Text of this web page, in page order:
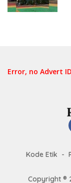
Error, no Advert
Kode Etik
Copyright ®